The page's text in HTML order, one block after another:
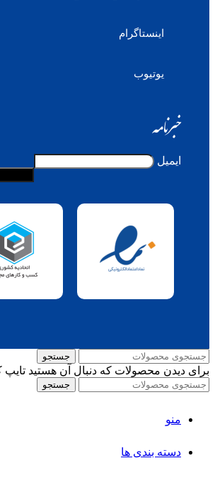
اینستاگرام
یوتیوب
خبرنامه
ایمیل
جستجو
برای دیدن محصولات که دنبال آن هستید تایپ
جستجو
منو
دسته بندی ها